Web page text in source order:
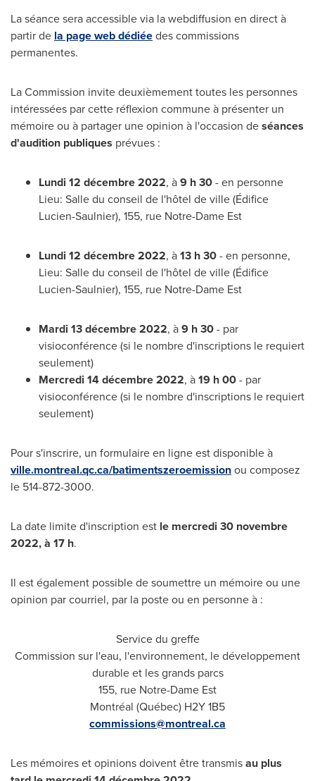
La séance sera accessible via la webdiffusion en direct à
partir de la page web dédiéedes commissions
permanentes.
La Commission invite deuxièmement toutes les personnes
intéressées par cette réflexion commune à présenter un
mémoire ou à partager une opinion à l'occasion deséances
d'audition publiques prévues :
Lundi 12 décembre 2022, à9 h 30- en personne
Lieu: Salle du conseil de l'hôtel de ville (Édifice
Lucien-Saulnier), 155, rue Notre-Dame Est
Lundi 12 décembre 2022, à13 h 30- en personne,
Lieu: Salle du conseil de l'hôtel de ville (Édifice
Lucien-Saulnier), 155, rue Notre-Dame Est
Mardi 13 décembre 2022, à9 h 30- par
visioconférence (si le nombre d'inscriptions le requiert
seulement)
Mercredi 14 décembre 2022, à19 h 00- par
visioconférence (si le nombre d'inscriptions le requiert
seulement)
Pour s'inscrire, un formulaire en ligne est disponible à
ville.montreal.qc.ca/batimentszeroemissionou composez
le 514-872-3000.
La date limite d'inscription est le mercredi 30 novembre
2022, à 17 h.
Il est également possible de soumettre un mémoire ou une
opinion par courriel, par la poste ou en personne à :
Service du greffe
Commission sur l'eau, l'environnement, le développement
durable et les grands parcs
155, rue Notre-Dame Est
Montréal (Québec) H2Y 1B5
commissions@montreal.ca
Les mémoires et opinions doivent être transmisau plus